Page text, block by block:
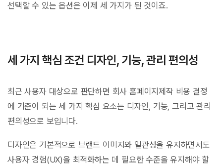
선택할 수 있는 옵션은 이제 세 가지가 된 것이죠.
세 가지 핵심 조건 디자인, 기능, 관리 편의성
최근 사용자 대상으로 판단하면 회사 홈페이지제작 비용 결정
에 기준이 되는 세 가지 핵심 요소는 디자인, 기능, 그리고 관리
편의성으로 보입니다.
디자인은 기본적으로 브랜드 이미지와 일관성을 유지하면서도
사용자 경험(UX)을 최적화하는 데 필요한 수준을 유지해야 할